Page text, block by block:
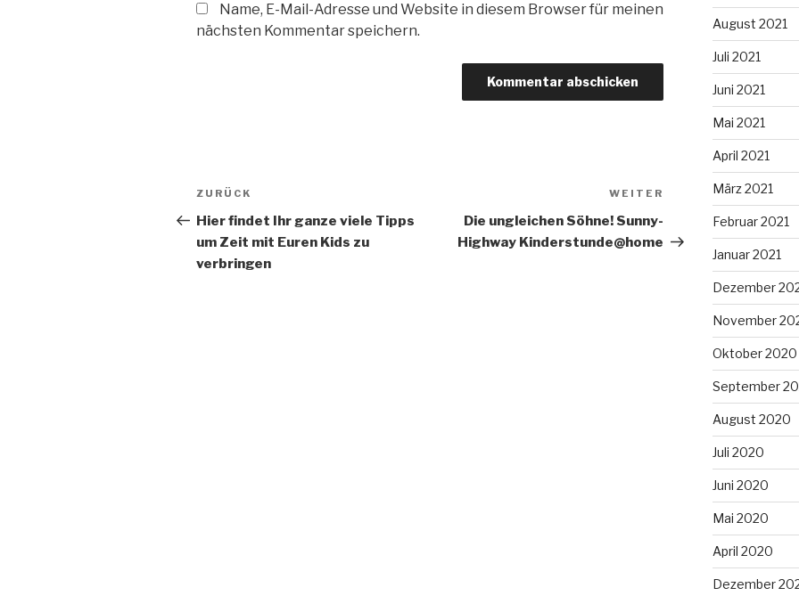
Name, E-Mail-Adresse und Website in diesem Browser für meinen
nächsten Kommentar speichern.
Beitragsnavigation
Vorheriger
Beitrag
ZURÜCK
Hier findet Ihr ganze viele Tipps
um Zeit mit Euren Kids zu
verbringen
Nächster
Beitrag
WEITER
Die ungleichen Söhne! Sunny-
Highway Kinderstunde@home
August 2021
Juli 2021
Juni 2021
Mai 2021
April 2021
März 2021
Februar 2021
Januar 2021
Dezember
November
Oktober 2020
September
August 2020
Juli 2020
Juni 2020
Mai 2020
April 2020
Dezember